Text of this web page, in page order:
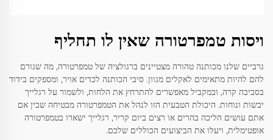
ויסות טמפרטורה שאין לו תחליף
גרביים שלנו מכותנה טהורה מצטיינים ברגולציה של טמפרטורה, מה שגורם
להם להיות מתאימים לאקלים מגוון. סיבי הכותנה לכדים אויר, ומספקים בידוד
בסביבה קרה, ובמקביל מאפשרים להתרחץ את הלחות, ולשמור על רגלייך
יבשות ונוחות. היכולת הטבעית הזו לנהל את הטמפרטורה מבטיחה שבין אם
אתם עושים הליכה בהרים או רצים ביום קריר, רגלייך ישארו בטמפרטורה
אופטימלית, ויעלו את הביצועים הכוללים שלכם.